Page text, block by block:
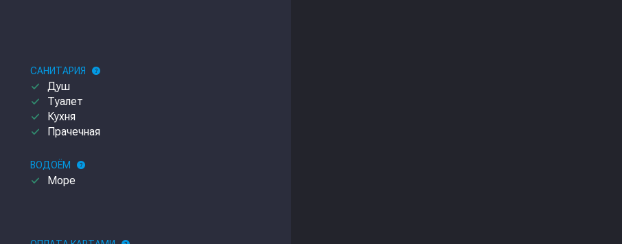
САНИТАРИЯ help
done Душ
done Туалет
done Кухня
done Прачечная
ВОДОЁМ help
done Море